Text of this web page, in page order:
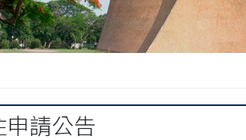
申請公告